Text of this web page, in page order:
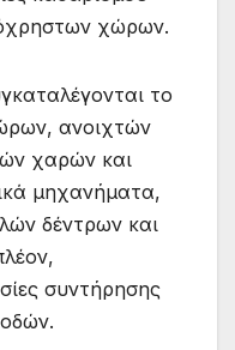
χώρων.
το
ανοιχτών
χαρών και
μηχανήματα,
δέντρων και
συντήρησης